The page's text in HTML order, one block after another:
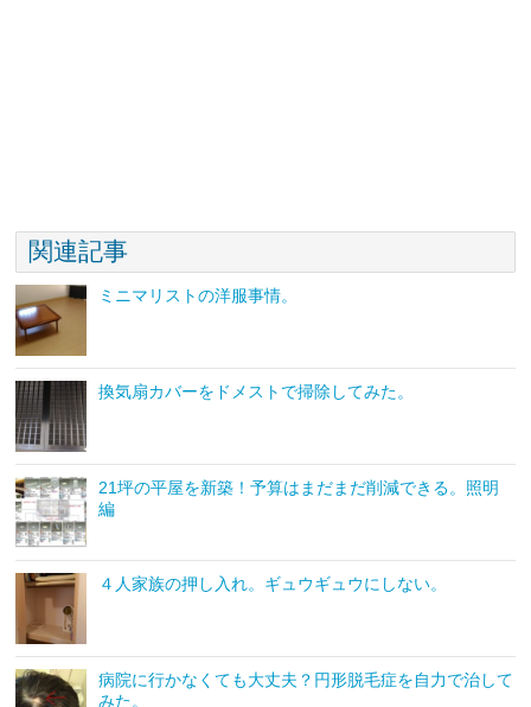
関連記事
ミニマリストの洋服事情。
換気扇カバーをドメストで掃除してみた。
21坪の平屋を新築！予算はまだまだ削減できる。照明
編
４人家族の押し入れ。ギュウギュウにしない。
病院に行かなくても大丈夫？円形脱毛症を自力で治して
みた。